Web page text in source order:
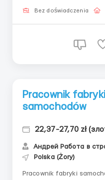
tworzyw sztucznych i
Bez doświadczenia
Pracownik fabryki
samochodów
22,37-27,70 zł
Андрей Работа в
Polska (Żory)
Pracownik fabryki